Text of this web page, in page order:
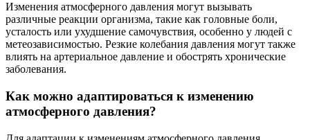
Изменения атмосферного давления могут вызывать
различные реакции организма, такие как головные боли,
усталость или ухудшение самочувствия, особенно у людей с
метеозависимостью. Резкие колебания давления могут также
влиять на артериальное давление и обострять хронические
заболевания.
Как можно адаптироваться к изменению
атмосферного давления?